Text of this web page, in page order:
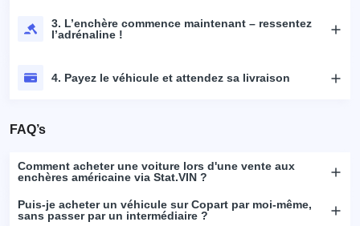
3. L’enchère commence maintenant – ressentez
l’adrénaline !
4. Payez le véhicule et attendez sa livraison
FAQ’s
Comment acheter une voiture lors d'une vente aux
enchères américaine via Stat.VIN ?
Puis-je acheter un véhicule sur Copart par moi-même,
sans passer par un intermédiaire ?